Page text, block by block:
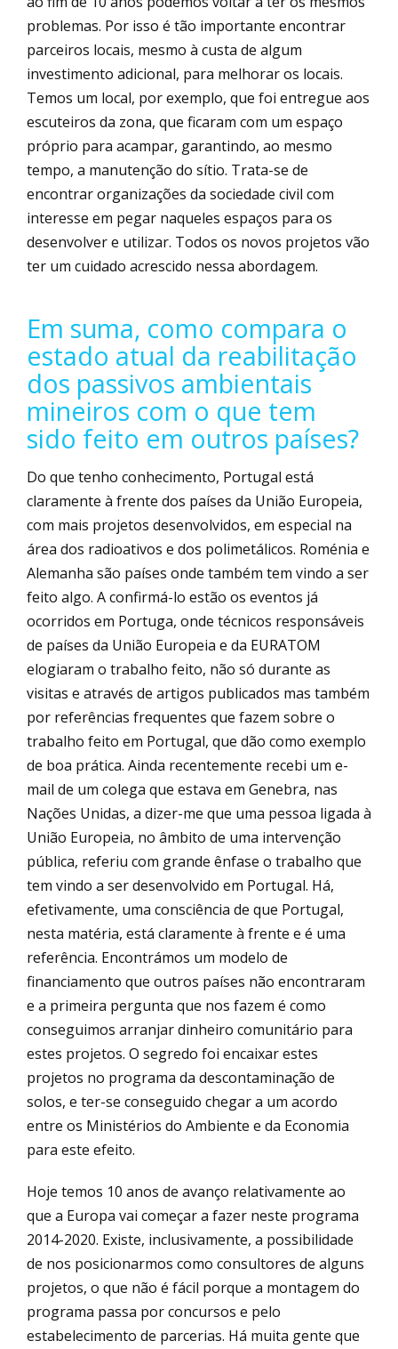
problemas. Por isso é tão importante encontrar
parceiros locais, mesmo à custa de algum
investimento adicional, para melhorar os locais.
Temos um local, por exemplo, que foi entregue aos
escuteiros da zona, que ficaram com um espaço
próprio para acampar, garantindo, ao mesmo
tempo, a manutenção do sítio. Trata-se de
encontrar organizações da sociedade civil com
interesse em pegar naqueles espaços para os
desenvolver e utilizar. Todos os novos projetos vão
ter um cuidado acrescido nessa abordagem.
Em suma, como compara o
estado atual da reabilitação
dos passivos ambientais
mineiros com o que tem
sido feito em outros países?
Do que tenho conhecimento, Portugal está
claramente à frente dos países da União Europeia,
com mais projetos desenvolvidos, em especial na
área dos radioativos e dos polimetálicos. Roménia e
Alemanha são países onde também tem vindo a ser
feito algo. A confirmá-lo estão os eventos já
ocorridos em Portuga, onde técnicos responsáveis
de países da União Europeia e da EURATOM
elogiaram o trabalho feito, não só durante as
visitas e através de artigos publicados mas também
por referências frequentes que fazem sobre o
trabalho feito em Portugal, que dão como exemplo
de boa prática. Ainda recentemente recebi um e-
mail de um colega que estava em Genebra, nas
Nações Unidas, a dizer-me que uma pessoa ligada à
União Europeia, no âmbito de uma intervenção
pública, referiu com grande ênfase o trabalho que
tem vindo a ser desenvolvido em Portugal. Há,
efetivamente, uma consciência de que Portugal,
nesta matéria, está claramente à frente e é uma
referência. Encontrámos um modelo de
financiamento que outros países não encontraram
e a primeira pergunta que nos fazem é como
conseguimos arranjar dinheiro comunitário para
estes projetos. O segredo foi encaixar estes
projetos no programa da descontaminação de
solos, e ter-se conseguido chegar a um acordo
entre os Ministérios do Ambiente e da Economia
para este efeito.
Hoje temos 10 anos de avanço relativamente ao
que a Europa vai começar a fazer neste programa
2014-2020. Existe, inclusivamente, a possibilidade
de nos posicionarmos como consultores de alguns
projetos, o que não é fácil porque a montagem do
programa passa por concursos e pelo
estabelecimento de parcerias. Há muita gente que